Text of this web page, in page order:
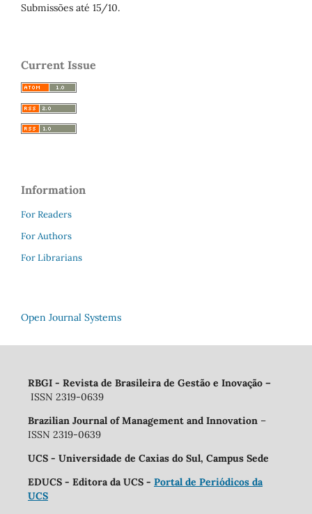
Submissões até 15/10.
Current Issue
Information
For Readers
For Authors
For Librarians
Open Journal Systems
RBGI - Revista de Brasileira de Gestão e Inovação –
ISSN 2319-0639
Brazilian Journal of Management and Innovation –
ISSN 2319-0639
UCS - Universidade de Caxias do Sul, Campus Sede
EDUCS - Editora da UCS - Portal de Periódicos da
UCS